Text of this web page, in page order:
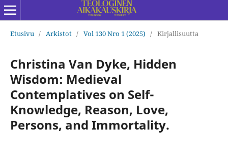
Etusivu / Arkistot / Vol 130 Nro 1 (2025) / Kirjallisuutta
Christina Van Dyke, Hidden
Wisdom: Medieval
Contemplatives on Self-
Knowledge, Reason, Love,
Persons, and Immortality.